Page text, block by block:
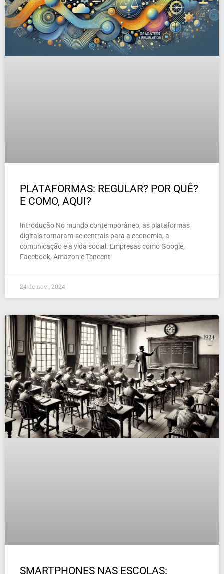
PLATAFORMAS: REGULAR? POR QUÊ?
E COMO, AQUI?
Introdução No mundo contemporâneo, as plataformas
digitais tornaram-se centrais para a economia, a
comunicação e a vida social. Empresas como Google,
Facebook, Amazon e Tencent
24 de nov , 2024
SMARTPHONES NAS ESCOLAS: